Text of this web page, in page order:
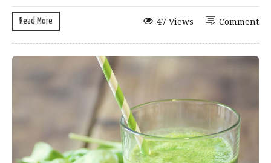
Read More Comment
47 Views